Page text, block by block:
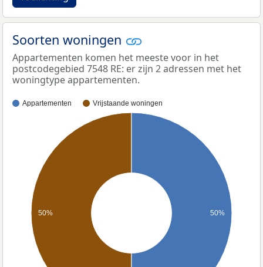
Soorten woningen
Appartementen komen het meeste voor in het
postcodegebied 7548 RE: er zijn 2 adressen met het
woningtype appartementen.
Appartementen Vrijstaande woningen
50% 50%